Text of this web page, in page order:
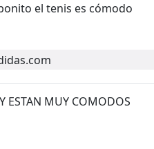
el tenis es cómodo
ESTAN MUY COMODOS